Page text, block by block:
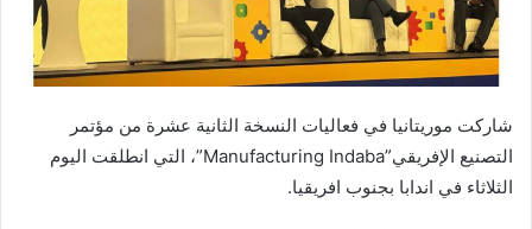
شاركت موريتانيا في فعاليات النسخة الثانية عشرة من مؤتمر
التصنيع الإفريقي”Manufacturing Indaba”، التي انطلقت اليوم
الثلاثاء في اندابا بجنوب افريقيا.